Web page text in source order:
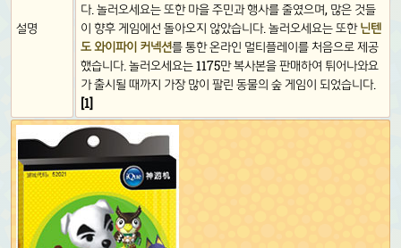
설명
다. 놀러오세요는 또한 마을 주민과 행사를 줄였으며, 많은 것들
이 향후 게임에선 돌아오지 않았습니다. 놀러오세요는 또한닌텐
도 와이파이 커넥션를 통한 온라인 멀티플레이를 처음으로 제공
했습니다. 놀러오세요는 1175만 복사본을 판매하여 튀어나와요
가 출시될 때까지 가장 많이 팔린 동물의 숲 게임이 되었습니다.
[1]